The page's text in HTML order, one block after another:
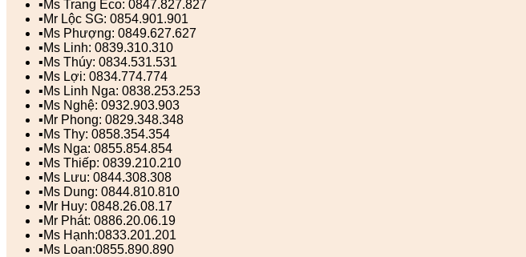
▪️Ms Trang Eco: 0847.827.827
▪️Mr Lộc SG: 0854.901.901
▪️Ms Phượng: 0849.627.627
▪️Ms Linh: 0839.310.310
▪️Ms Thúy: 0834.531.531
▪️Ms Lợi: 0834.774.774
▪️Ms Linh Nga: 0838.253.253
▪️Ms Nghệ: 0932.903.903
▪️Mr Phong: 0829.348.348
▪️Ms Thy: 0858.354.354
▪️Ms Nga: 0855.854.854
▪️Ms Thiếp: 0839.210.210
▪️Ms Lưu: 0844.308.308
▪️Ms Dung: 0844.810.810
▪️Mr Huy: 0848.26.08.17
▪️Mr Phát: 0886.20.06.19
▪️Ms Hạnh:0833.201.201
▪️Ms Loan:0855.890.890